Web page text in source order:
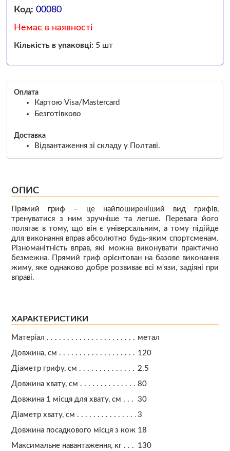
Код: 00080
Немає в наявності
Кількість в упаковці:5 шт
Оплата
Картою Visa/Mastercard
Безготівково
Доставка
Відвантаження зі складу у Полтаві.
ОПИС
Прямий гриф – це найпоширеніший вид грифів,
тренуватися з ним зручніше та легше. Перевага його
полягає в тому, що він є універсальним, а тому підійде
для виконання вправ абсолютно будь-яким спортсменам.
Різноманітність вправ, які можна виконувати практично
безмежна. Прямий гриф орієнтован на базове виконання
жиму, яке однаково добре розвиває всі м'язи, задіяні при
вправі.
ХАРАКТЕРИСТИКИ
Матеріал
метал
Довжина, см
120
Діаметр грифу, см
2.5
Довжина хвату, см
80
Довжина 1 місця для хвату, см
30
Діаметр хвату, см
3
Довжина посадкового місця з кожного боку, см
18
Максимальне навантаження, кг
130